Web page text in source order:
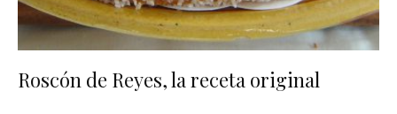
Roscón de Reyes, la receta original